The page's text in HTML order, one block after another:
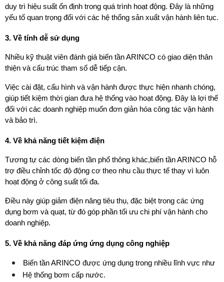
duy trì hiệu suất ổn định trong quá trình hoạt động. Đây là những
yếu tố quan trọng đối với các hệ thống sản xuất vận hành liên tục.
3. Về tính dễ sử dụng
Nhiều kỹ thuật viên đánh giá biến tần ARINCO có giao diện thân
thiện và cấu trúc tham số dễ tiếp cận.
Việc cài đặt, cấu hình và vận hành được thực hiện nhanh chóng,
giúp tiết kiệm thời gian đưa hệ thống vào hoạt động. Đây là lợi thế
đối với các doanh nghiệp muốn đơn giản hóa công tác vận hành
và bảo trì.
4. Về khả năng tiết kiệm điện
Tương tự các dòng biến tần phổ thông khác,biến tần ARINCO hỗ
trợ điều chỉnh tốc độ động cơ theo nhu cầu thực tế thay vì luôn
hoạt động ở công suất tối đa.
Điều này giúp giảm điện năng tiêu thụ, đặc biệt trong các ứng
dụng bơm và quạt, từ đó góp phần tối ưu chi phí vận hành cho
doanh nghiệp.
5. Về khả năng đáp ứng ứng dụng công nghiệp
Biến tần ARINCO được ứng dụng trong nhiều lĩnh vực như
Hệ thống bơm cấp nước.